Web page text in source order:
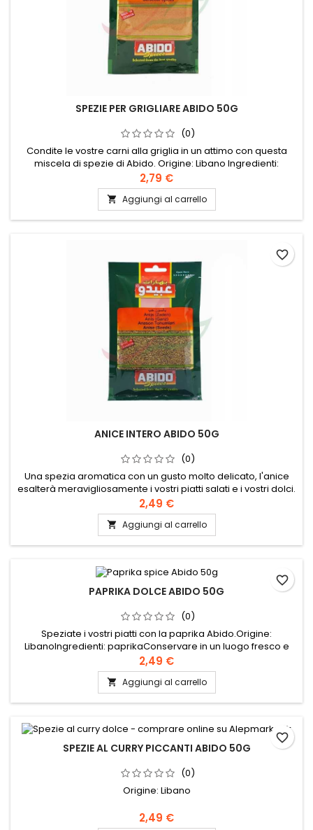
SPEZIE PER GRIGLIARE ABIDO 50G
(0)
Condite le vostre carni alla griglia in un attimo con questa
miscela di spezie di Abido. Origine: Libano Ingredienti:
cannella, pepe nero, sale, mahaleb, noce moscata,
glutammato monosodico Conservare in un luogo fresco e
asciutto.
2,79 €
 Aggiungi al carrello
ANICE INTERO ABIDO 50G
(0)
Una spezia aromatica con un gusto molto delicato, l'anice
esalterà meravigliosamente i vostri piatti salati e i vostri dolci.
In aromaterapia, l'infuso di anice allevia il gonfiore e facilita la
digestione.
2,49 €
 Aggiungi al carrello
favorite_border
PAPRIKA DOLCE ABIDO 50G
(0)
Speziate i vostri piatti con la paprika Abido.Origine:
LibanoIngredienti: paprikaConservare in un luogo fresco e
asciutto.
2,49 €
 Aggiungi al carrello
favorite_border
SPEZIE AL CURRY PICCANTI ABIDO 50G
(0)
Origine: Libano
2,49 €
favorite_border